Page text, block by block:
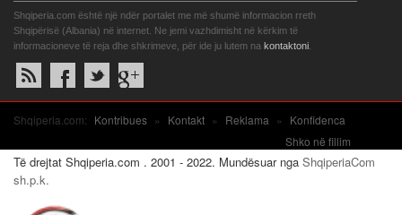
Shqiperia.com është një ndër portalet me më shumë informacion rreth
Shqipërisë (Albania) në internet. Ne jemi vazhdimisht në kërkim të
informacioneve të reja dhe shkrimeve, për ide ju lutem na kontaktoni
Shqiperia.com: Kontribues » Kontakt » Reklama »
Konfidenca
Shko në fillim
Të drejtat Shqiperia.com . 2001 - 2022. Mundësuar nga ShqiperiaCom
sh.p.k.